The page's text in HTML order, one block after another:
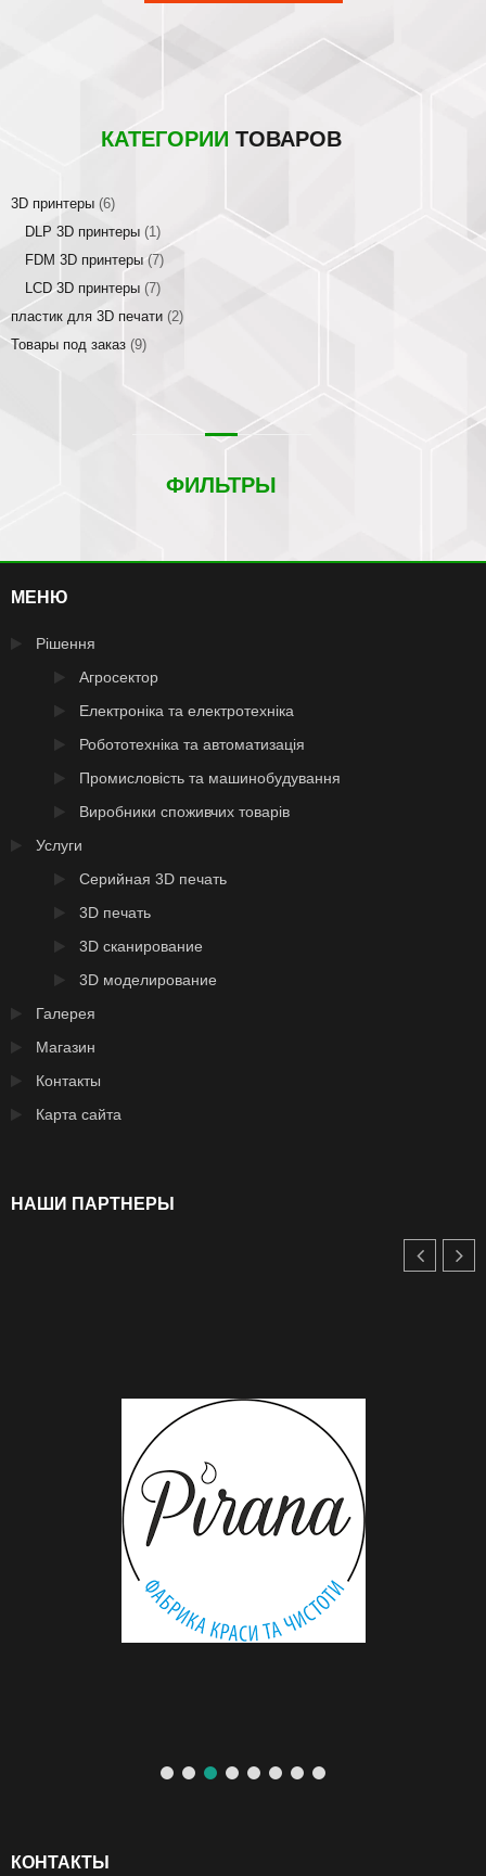
КАТЕГОРИИ ТОВАРОВ
3D принтеры (6)
DLP 3D принтеры (1)
FDM 3D принтеры (7)
LCD 3D принтеры (7)
пластик для 3D печати (2)
Товары под заказ (9)
ФИЛЬТРЫ
МЕНЮ
Рішення
Агросектор
Електроніка та електротехніка
Робототехніка та автоматизація
Промисловість та машинобудування
Виробники споживчих товарів
Услуги
Серийная 3D печать
3D печать
3D сканирование
3D моделирование
Галерея
Магазин
Контакты
Карта сайта
НАШИ ПАРТНЕРЫ
КОНТАКТЫ